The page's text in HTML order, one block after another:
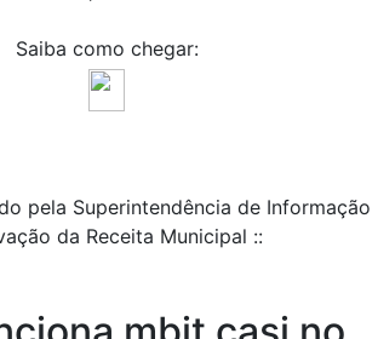
Saiba como chegar:
pela Superintendência de Informação
da Receita Municipal ::